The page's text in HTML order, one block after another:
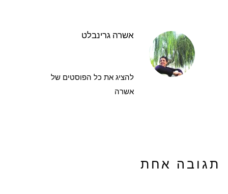
אשרה גרינבלט
להציג את כל הפוסטים של
אשרה
תגובה אחת